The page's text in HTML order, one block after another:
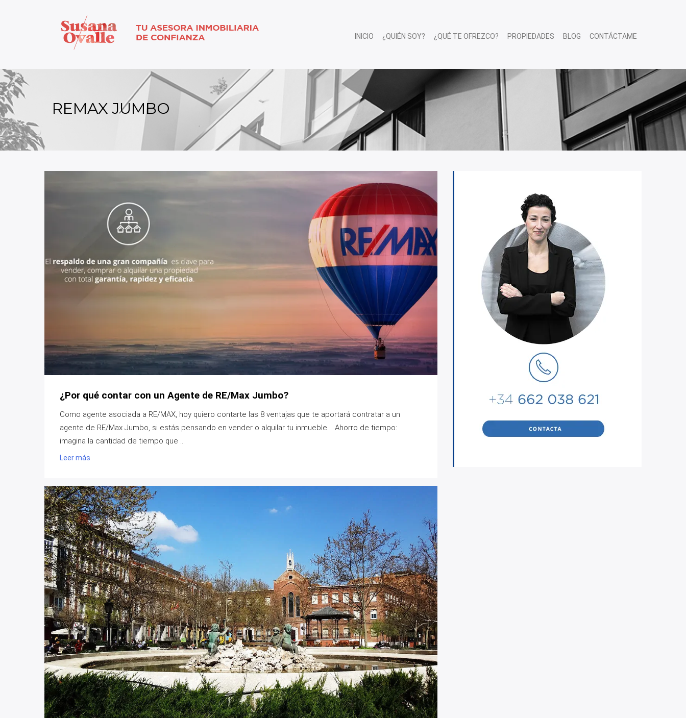
INICIO ¿QUIÉN SOY? ¿QUÉ TE OFREZCO? PROPIEDADES BLOG CONTÁCTAME
REMAX JUMBO
¿Por qué contar con un Agente de RE/Max Jumbo?
Como agente asociada a RE/MAX, hoy quiero contarte las 8 ventajas que te aportará contratar a un
agente de RE/Max Jumbo, si estás pensando en vender o alquilar tu inmueble. Ahorro de tiempo:
imagina la cantidad de tiempo que ...
Leer más